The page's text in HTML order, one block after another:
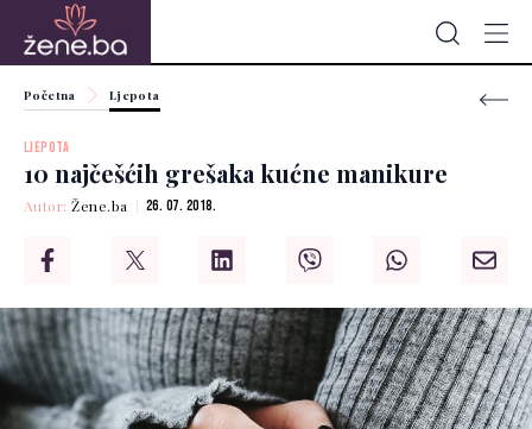
Početna Ljepota
LJEPOTA
10 najčešćih grešaka kućne manikure
Autor:Žene.ba 26. 07. 2018.